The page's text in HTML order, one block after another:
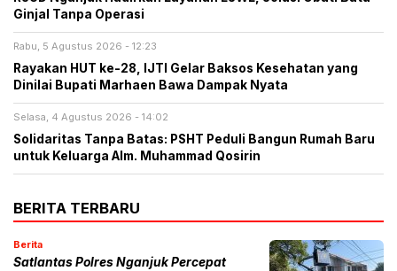
Ginjal Tanpa Operasi
Rabu, 5 Agustus 2026 - 12:23
Rayakan HUT ke-28, IJTI Gelar Baksos Kesehatan yang
Dinilai Bupati Marhaen Bawa Dampak Nyata
Selasa, 4 Agustus 2026 - 14:02
Solidaritas Tanpa Batas: PSHT Peduli Bangun Rumah Baru
untuk Keluarga Alm. Muhammad Qosirin
BERITA TERBARU
Berita
Satlantas Polres Nganjuk Percepat